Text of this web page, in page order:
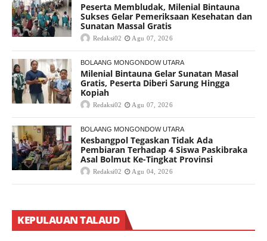
Peserta Membludak, Milenial Bintauna
Sukses Gelar Pemeriksaan Kesehatan dan
Sunatan Massal Gratis
Redaksi02 Agu 07, 2026
BOLAANG MONGONDOW UTARA
Milenial Bintauna Gelar Sunatan Masal
Gratis, Peserta Diberi Sarung Hingga
Kopiah
Redaksi02 Agu 07, 2026
BOLAANG MONGONDOW UTARA
Kesbangpol Tegaskan Tidak Ada
Pembiaran Terhadap 4 Siswa Paskibraka
Asal Bolmut Ke-Tingkat Provinsi
Redaksi02 Agu 04, 2026
KEPULAUAN TALAUD